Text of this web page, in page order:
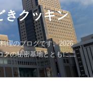
きクッキン
理のブログです。2026
クの秘密基地とともに二